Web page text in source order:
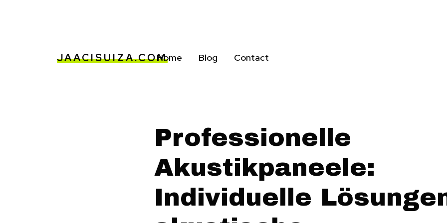
JAACISUIZA.COMHome Blog Contact
Professionelle
Akustikpaneele:
Individuelle